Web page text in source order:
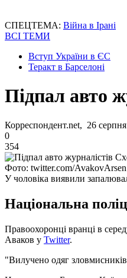
СПЕЦТЕМА: Війна в Ірані
ВСІ ТЕМИ
Вступ України в ЄС
Теракт в Барселоні
Підпал авто
Корреспондент.net, 26
0
354
Фото: twitter.com/AvakovArsen
У чоловіка виявили
Національна
Правоохоронці вранці в
Аваков у Twitter.
"Вилучено одяг